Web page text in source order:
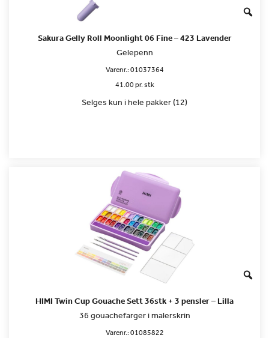
Sakura Gelly Roll Moonlight 06 Fine – 423 Lavender
Gelepenn
Varenr.:01037364
41.00 pr. stk
Selges kun i hele pakker (12)
HIMI Twin Cup Gouache Sett 36stk + 3 pensler – Lilla
36 gouachefarger i malerskrin
Varenr.:01085822